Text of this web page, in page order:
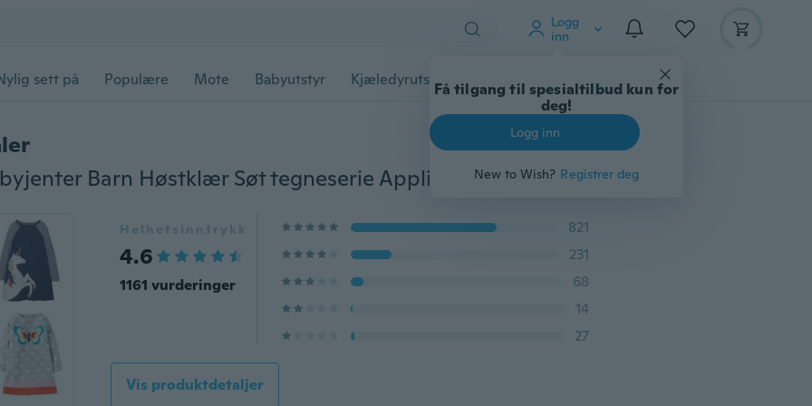
Logg
inn
Få tilgang til spesialtilbud kun for
deg!
Logg inn
New to Wish? Registrer deg
sett på Populære Mote Babyutstyr Kjæledyrutstyr Gadgets Verktøy
Småbarn Babyjenter Barn Høstklær Søt tegneserie Applique Langermet T-skjortekjole
Helhetsinntrykk
4.6
1161 vurderinger
821
231
68
14
27
Vis produktdetaljer